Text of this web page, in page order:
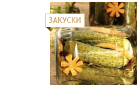
ЗАКУСКИ